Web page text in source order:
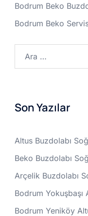
Bodrum Beko
Bodrum Beko
Son Yazılar
Altus Buzdolabı
Beko Buzdolabı
Arçelik Buzdolabı
Bodrum
Bodrum Yeniköy